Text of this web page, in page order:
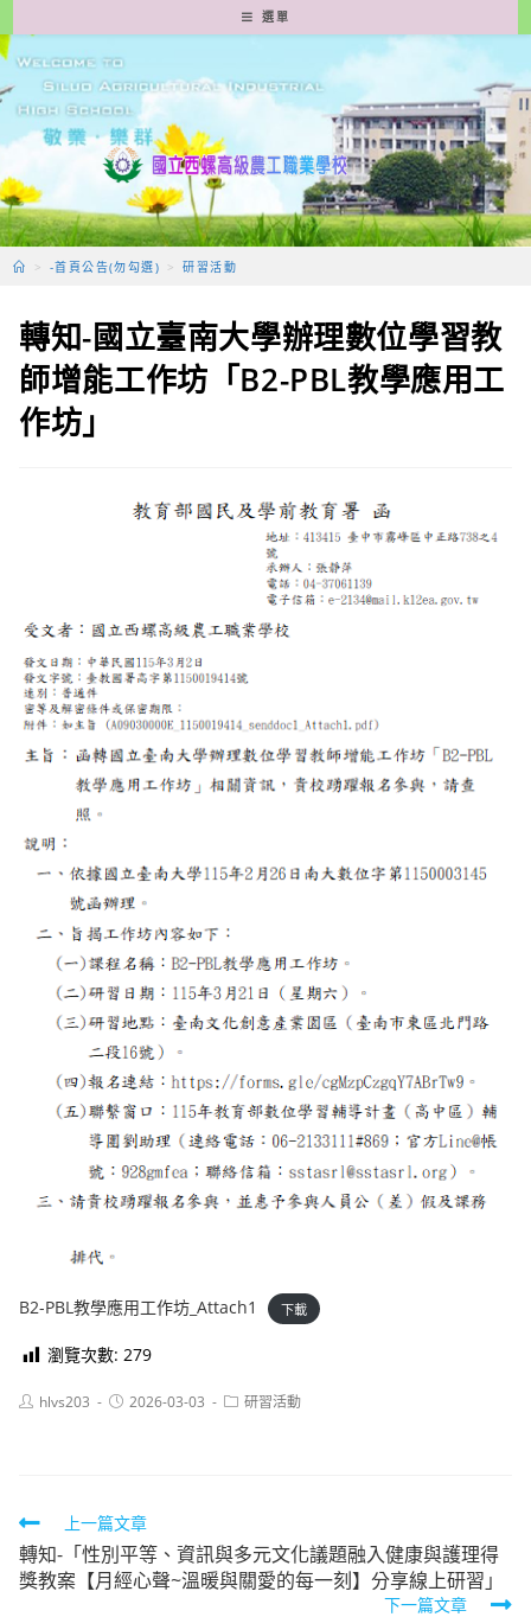
轉
至
要
容
選單
> -首頁公告(勿勾選) > 研習活動
轉知-國立臺南大學辦理數位學習教
師增能工作坊「B2-PBL教學應用工
作坊」
B2-PBL教學應用工作坊_Attach1 下載
瀏覽次數: 279
Posthlvs203
Post2026-03-03
Post研習活動
Read
more
articles
上一篇文章
轉知-「性別平等、資訊與多元文化議題融入健康與護理得
獎教案【月經心聲~溫暖與關愛的每一刻】分享線上研習」
下一篇文章